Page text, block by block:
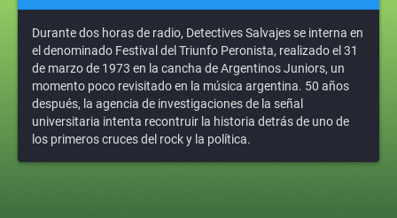
Durante dos horas de radio, Detectives Salvajes se interna en
el denominado Festival del Triunfo Peronista, realizado el 31
de marzo de 1973 en la cancha de Argentinos Juniors, un
momento poco revisitado en la música argentina. 50 años
después, la agencia de investigaciones de la señal
universitaria intenta recontruir la historia detrás de uno de
los primeros cruces del rock y la política.